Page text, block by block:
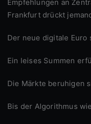
Empfehlungen an
Frankfurt drückt
Der neue digitale
Ein leises Summen
Die Märkte beruhigen
Bis der Algorithmus